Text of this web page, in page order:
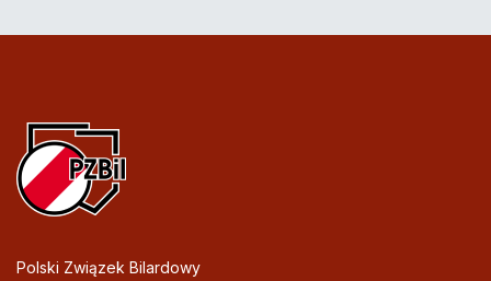
Polski Związek Bilardowy